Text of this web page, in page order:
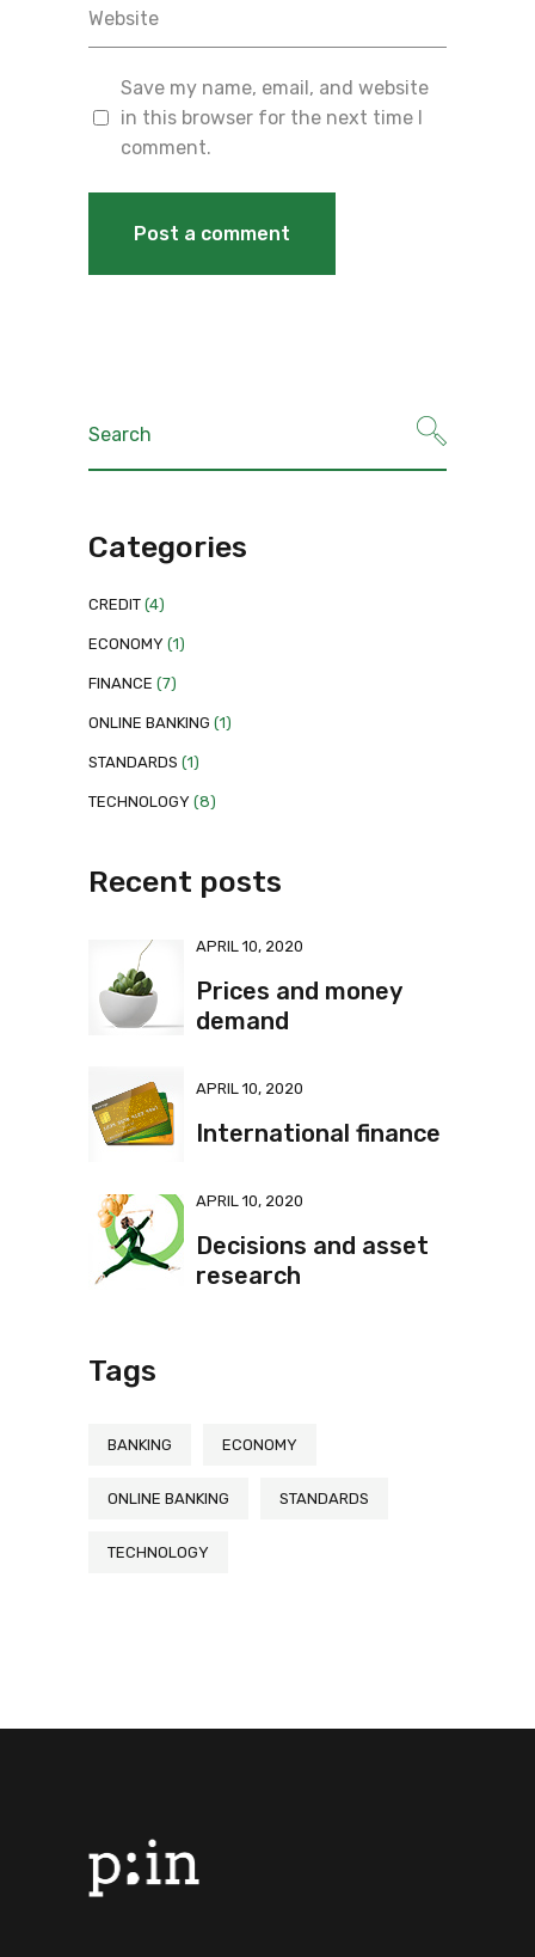
Save my name, email, and website
in this browser for the next time I
comment.
Categories
CREDIT (4)
ECONOMY (1)
FINANCE (7)
ONLINE BANKING (1)
STANDARDS (1)
TECHNOLOGY (8)
Recent posts
APRIL 10, 2020
Prices and money
demand
APRIL 10, 2020
International finance
APRIL 10, 2020
Decisions and asset
research
Tags
BANKING ECONOMY
ONLINE BANKING STANDARDS
TECHNOLOGY